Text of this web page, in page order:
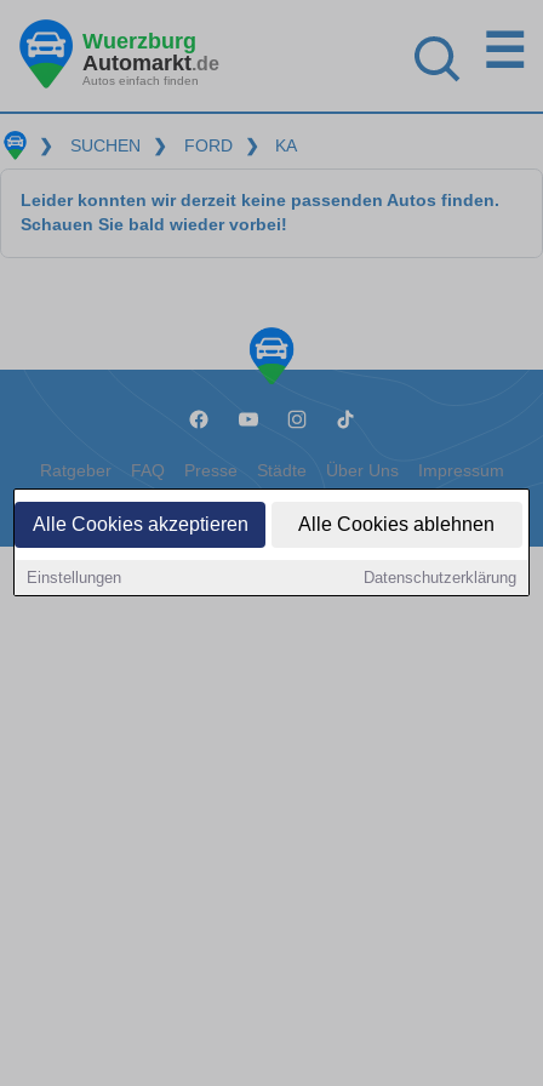
Alle Cookies akzeptieren Alle Cookies ablehnen
Einstellungen Datenschutzerklärung
Wuerzburg
Automarkt.de
Autos einfach finden
☰
❯ SUCHEN ❯ FORD ❯ KA
Leider konnten wir derzeit keine passenden Autos finden.
Schauen Sie bald wieder vorbei!
Ratgeber FAQ Presse Städte Über Uns Impressum
Datenschutz Cookies
Copyright © 2000 - 2026 | 1A Infosysteme GmbH | Content by: 1a-sites-autos